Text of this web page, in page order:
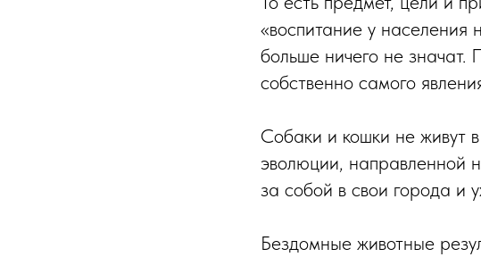
«воспитание у населения
больше ничего не значат.
собственно самого
Собаки и кошки не живут
эволюции, направленной
за собой в свои города и
Бездомные животные